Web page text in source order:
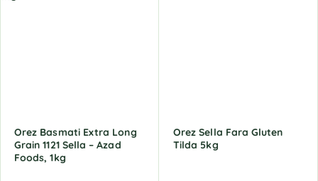
Orez Basmati Extra Long
Grain 1121 Sella – Azad
Foods, 1kg
Orez Sella Fara Gluten
Tilda 5kg